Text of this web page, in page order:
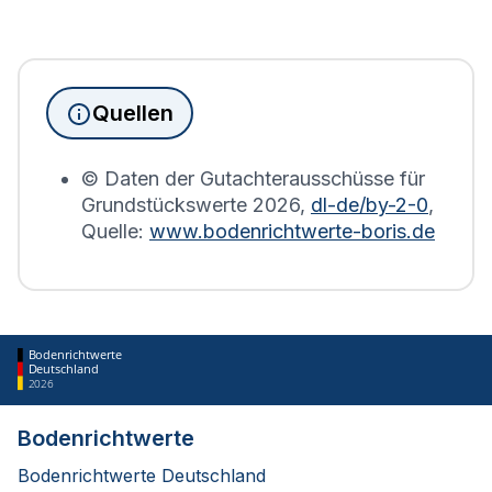
Immobilien, die sich in Kutzleben befinden, wird
die Grundsteuererklärung auf Basis des
Bodenrichtwerts des entsprechenden Jahres
Quellen
© Daten der Gutachterausschüsse für
Grundstückswerte 2026, dl-de/by-2-0,
Quelle: www.bodenrichtwerte-boris.de
Bodenrichtwerte
Deutschland
2026
Bodenrichtwerte
Bodenrichtwerte Deutschland